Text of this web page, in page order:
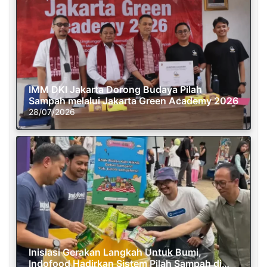
IMM DKI Jakarta Dorong Budaya Pilah
Sampah melalui Jakarta Green Academy 2026
28/07/2026
Inisiasi Gerakan Langkah Untuk Bumi,
Indofood Hadirkan Sistem Pilah Sampah di